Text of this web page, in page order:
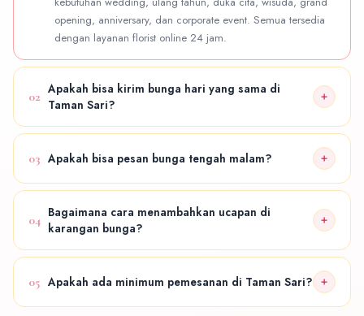
opening, anniversary, dan corporate event. Semua tersedia
dengan layanan florist online 24 jam.
02 Apakah bisa kirim bunga hari yang sama di
Taman Sari?
Ya! Tersedia layanan same day delivery untuk area Taman
Sari dan sekitarnya. Hubungi admin untuk konfirmasi
03 Apakah bisa pesan bunga tengah malam?
Bisa. Layanan florist online kami tersedia 24 jam penuh —
termasuk malam hari, weekend, dan hari libur nasional.
04 Bagaimana cara menambahkan ucapan di
karangan bunga?
Cukup informasikan teks ucapan yang diinginkan saat
menghubungi admin via WhatsApp. Kami akan menyiapkan
05 Apakah ada minimum pemesanan di Taman Sari?